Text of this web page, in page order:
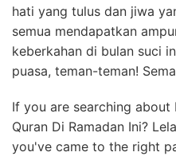
hati yang tulus dan jiwa
semua mendapatkan
keberkahan di bulan suci
puasa, teman-teman!
If you are searching about
Quran Di Ramadan Ini?
you've came to the right